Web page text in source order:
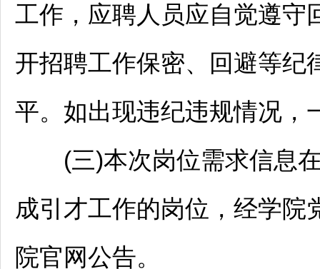
工作，应聘人员应自觉遵守
开招聘工作保密、回避等纪
平。如出现违纪违规情况，
(三)本次岗位需求信息在
成引才工作的岗位，经学院
院官网公告。